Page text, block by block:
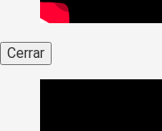
Cerrar